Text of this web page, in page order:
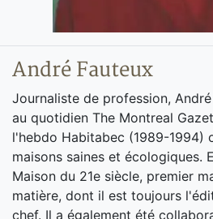
André Fauteux
Journaliste de profession,
au quotidien The Montreal
l'hebdo Habitabec (1989-1994)
maisons saines et écologiques.
Maison du 21e siècle, premier
matière, dont il est toujours
chef. Il a également été